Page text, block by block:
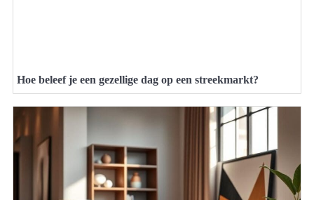
Hoe beleef je een gezellige dag op een streekmarkt?